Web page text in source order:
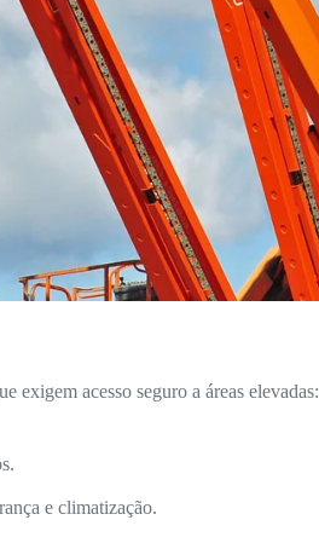
exigem acesso seguro a áreas elevadas:
e climatização.